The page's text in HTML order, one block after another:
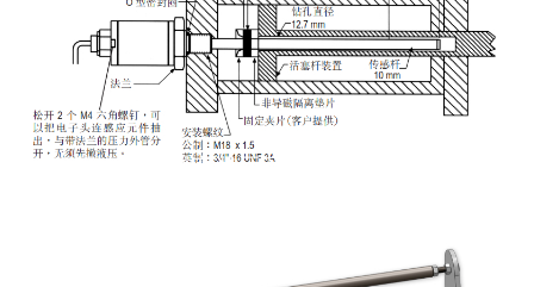
液压油缸内置安装示意图